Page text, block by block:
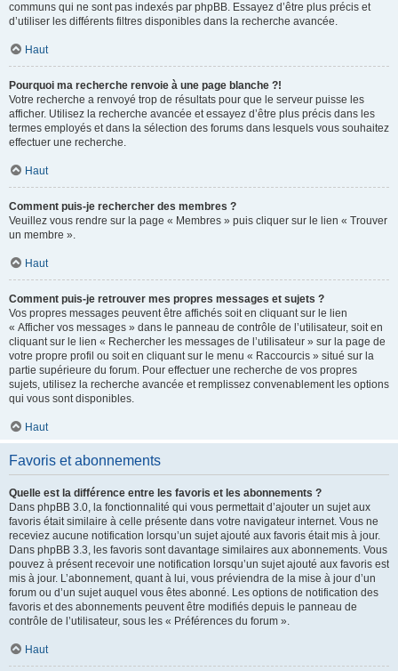
communs qui ne sont pas indexés par phpBB. Essayez d’être plus précis et
d’utiliser les différents filtres disponibles dans la recherche avancée.
Haut
Pourquoi ma recherche renvoie à une page blanche ?!
Votre recherche a renvoyé trop de résultats pour que le serveur puisse les
afficher. Utilisez la recherche avancée et essayez d’être plus précis dans les
termes employés et dans la sélection des forums dans lesquels vous souhaitez
effectuer une recherche.
Haut
Comment puis-je rechercher des membres ?
Veuillez vous rendre sur la page « Membres » puis cliquer sur le lien « Trouver
un membre ».
Haut
Comment puis-je retrouver mes propres messages et sujets ?
Vos propres messages peuvent être affichés soit en cliquant sur le lien
« Afficher vos messages » dans le panneau de contrôle de l’utilisateur, soit en
cliquant sur le lien « Rechercher les messages de l’utilisateur » sur la page de
votre propre profil ou soit en cliquant sur le menu « Raccourcis » situé sur la
partie supérieure du forum. Pour effectuer une recherche de vos propres
sujets, utilisez la recherche avancée et remplissez convenablement les options
qui vous sont disponibles.
Haut
Favoris et abonnements
Quelle est la différence entre les favoris et les abonnements ?
Dans phpBB 3.0, la fonctionnalité qui vous permettait d’ajouter un sujet aux
favoris était similaire à celle présente dans votre navigateur internet. Vous ne
receviez aucune notification lorsqu’un sujet ajouté aux favoris était mis à jour.
Dans phpBB 3.3, les favoris sont davantage similaires aux abonnements. Vous
pouvez à présent recevoir une notification lorsqu’un sujet ajouté aux favoris est
mis à jour. L’abonnement, quant à lui, vous préviendra de la mise à jour d’un
forum ou d’un sujet auquel vous êtes abonné. Les options de notification des
favoris et des abonnements peuvent être modifiés depuis le panneau de
contrôle de l’utilisateur, sous les « Préférences du forum ».
Haut